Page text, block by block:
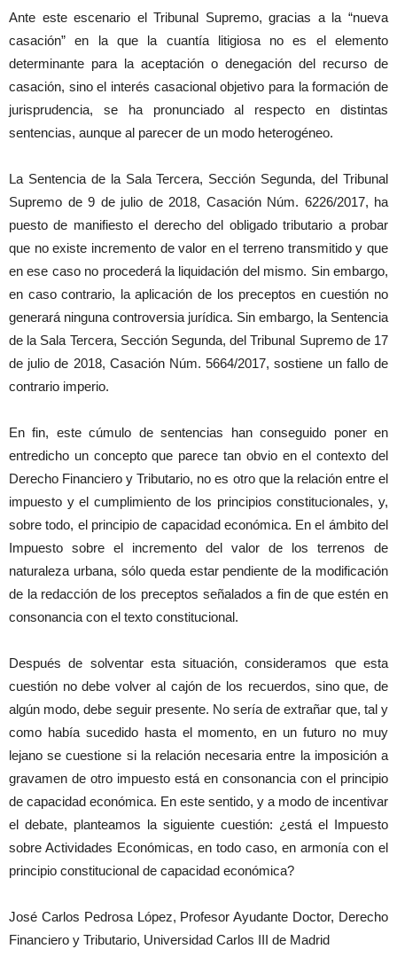
Ante este escenario el Tribunal Supremo, gracias a la “nueva
casación” en la que la cuantía litigiosa no es el elemento
determinante para la aceptación o denegación del recurso de
casación, sino el interés casacional objetivo para la formación de
jurisprudencia, se ha pronunciado al respecto en distintas
sentencias, aunque al parecer de un modo heterogéneo.
La Sentencia de la Sala Tercera, Sección Segunda, del Tribunal
Supremo de 9 de julio de 2018, Casación Núm. 6226/2017, ha
puesto de manifiesto el derecho del obligado tributario a probar
que no existe incremento de valor en el terreno transmitido y que
en ese caso no procederá la liquidación del mismo. Sin embargo,
en caso contrario, la aplicación de los preceptos en cuestión no
generará ninguna controversia jurídica. Sin embargo, la Sentencia
de la Sala Tercera, Sección Segunda, del Tribunal Supremo de 17
de julio de 2018, Casación Núm. 5664/2017, sostiene un fallo de
contrario imperio.
En fin, este cúmulo de sentencias han conseguido poner en
entredicho un concepto que parece tan obvio en el contexto del
Derecho Financiero y Tributario, no es otro que la relación entre el
impuesto y el cumplimiento de los principios constitucionales, y,
sobre todo, el principio de capacidad económica. En el ámbito del
Impuesto sobre el incremento del valor de los terrenos de
naturaleza urbana, sólo queda estar pendiente de la modificación
de la redacción de los preceptos señalados a fin de que estén en
consonancia con el texto constitucional.
Después de solventar esta situación, consideramos que esta
cuestión no debe volver al cajón de los recuerdos, sino que, de
algún modo, debe seguir presente. No sería de extrañar que, tal y
como había sucedido hasta el momento, en un futuro no muy
lejano se cuestione si la relación necesaria entre la imposición a
gravamen de otro impuesto está en consonancia con el principio
de capacidad económica. En este sentido, y a modo de incentivar
el debate, planteamos la siguiente cuestión: ¿está el Impuesto
sobre Actividades Económicas, en todo caso, en armonía con el
principio constitucional de capacidad económica?
José Carlos Pedrosa López, Profesor Ayudante Doctor, Derecho
Financiero y Tributario, Universidad Carlos III de Madrid